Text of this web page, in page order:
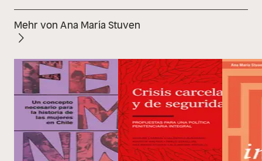
Mehr von Ana María Stuven